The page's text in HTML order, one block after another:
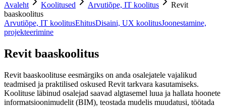
Avaleht
Koolitused Arvutiõpe, IT koolitus
Revit
baaskoolitus
Arvutiõpe, IT koolitusEhitusDisaini, UX koolitusJoonestamine,
projekteerimine
Revit baaskoolitus
Revit baaskoolituse eesmärgiks on anda osalejatele vajalikud
teadmised ja praktilised oskused Revit tarkvara kasutamiseks.
Koolituse läbinud osalejad saavad algtasemel luua ja hallata hoonete
informatsioonimudelit (BIM), teostada mudelis muudatusi, töötada